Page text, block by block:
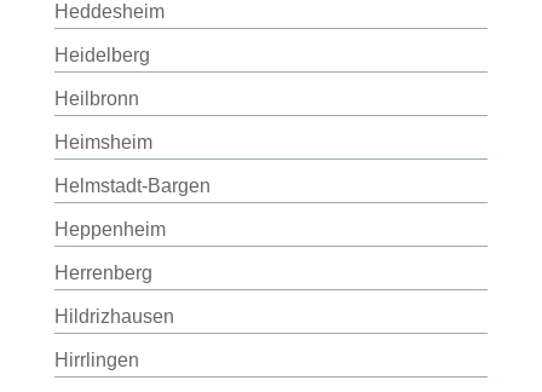
Heddesheim
Heidelberg
Heilbronn
Heimsheim
Helmstadt-Bargen
Heppenheim
Herrenberg
Hildrizhausen
Hirrlingen